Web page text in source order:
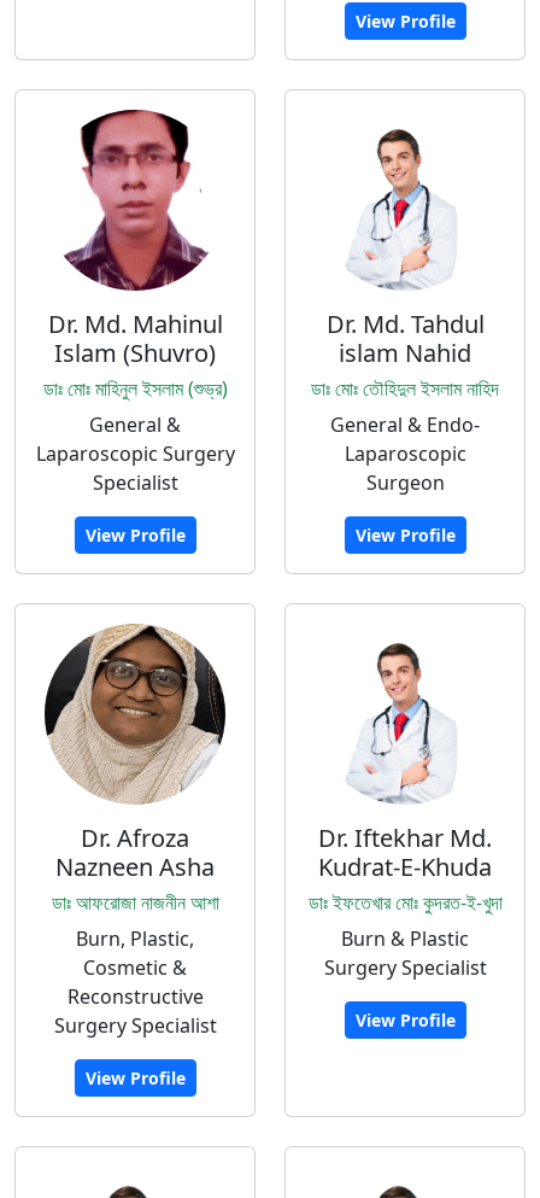
View Profile
Dr. Md. Mahinul
Islam (Shuvro)
ডাঃ মোঃ মাহিনুল ইসলাম (শুভ্র)
General &
Laparoscopic Surgery
Specialist
View Profile
Dr. Md. Tahdul
islam Nahid
ডাঃ মোঃ তৌহিদুল ইসলাম নাহিদ
General & Endo-
Laparoscopic
Surgeon
View Profile
Dr. Afroza
Nazneen Asha
ডাঃ আফরোজা নাজনীন আশা
Burn, Plastic,
Cosmetic &
Reconstructive
Surgery Specialist
View Profile
Dr. Iftekhar Md.
Kudrat-E-Khuda
ডাঃ ইফতেখার মোঃ কুদরত-ই-খুদা
Burn & Plastic
Surgery Specialist
View Profile